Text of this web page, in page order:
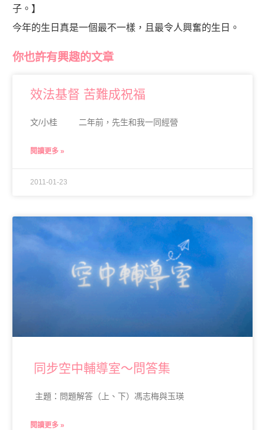
子。】
今年的生日真是一個最不一樣，且最令人興奮的生日。
你也許有興趣的文章
效法基督 苦難成祝福
文/小桂 二年前，先生和我一同經營
閱讀更多 »
2011-01-23
同步空中輔導室～問答集
主題：問題解答（上、下）馮志梅與玉瑛
閱讀更多 »